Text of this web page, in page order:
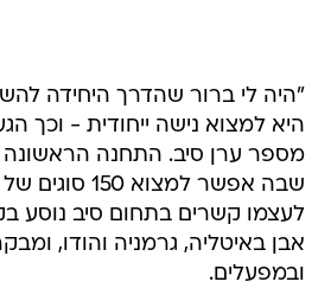
"היה לי ברור שהדרך היחידה
היא למצוא נישה ייחודית - וכך
מספר ערן סיב. התחנה הראשונה
שבה אפשר
לעצמו קשרים בתחום סיב נוסע
אבן באיטליה, גרמניה והודו,
ובמפעלים.